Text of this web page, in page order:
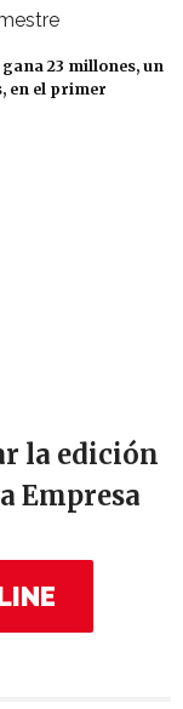
23 millones, un
en el primer
la edición
Empresa